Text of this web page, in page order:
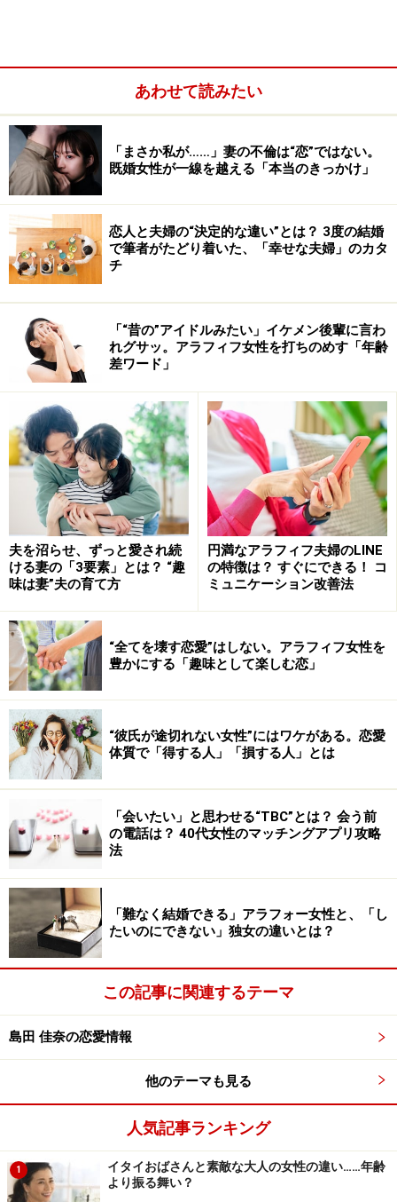
てくれない」という背景がベースになっています。ある
いは両想いだとしても不安が強いため、追わずにいられ
ない衝動が起こっているのです。追う側も、楽しいとは
限りませんね。
恋の理想は「愛し愛される」両想い。受け身で一方的に
追わせるのではなく、互いに愛情を伝え合う状態こそ
が、幸せなのではないでしょうか。
「男だから」「女だから」にこだわるのは
不幸のもと
ジェンダーフリーが提唱される現代。恋愛においても、
性差を意識しすぎないほうが互いに気楽だと筆者は考え
ます。「好きな女を追いかけるのは男の役目」「女は誘
われるのをじっと待つ」なんて時代錯誤なこだわりを持
ち続けていたら、恋愛を楽しめなくなってしまうでしょ
う。
しく、体力やリスクを考慮して行動するほうが、男女の
恋愛においてはうまくいくことが多いのも事実。だけど
性別に役割を押しつけて「男のくせに彼はリードしてく
れない」と勝手に萎えられたら、彼はたまったものでは
ありません。
「好きなら彼女のほうからプロポーズしてもいい」とア
グレッシブに愛情表現できる女性は、男性からも愛され
恋愛に正しさは無用。「好きでいられる」
幸せを味わおう
恋愛は感情の産物。そこに正しさを持ち込むのは野暮と
あわせて読みたい
「まさか私が……」妻の不倫は“恋”ではない。
既婚女性が一線を越える「本当のきっかけ」
恋人と夫婦の“決定的な違い”とは？ 3度の結婚
で筆者がたどり着いた、「幸せな夫婦」のカタ
チ
「“昔の”アイドルみたい」イケメン後輩に言わ
れグサッ。アラフィフ女性を打ちのめす「年齢
差ワード」
夫を沼らせ、ずっと愛され続
ける妻の「3要素」とは？ “趣
味は妻”夫の育て方
円満なアラフィフ夫婦のLINE
の特徴は？ すぐにできる！ コ
ミュニケーション改善法
“全てを壊す恋愛”はしない。アラフィフ女性を
豊かにする「趣味として楽しむ恋」
“彼氏が途切れない女性”にはワケがある。恋愛
体質で「得する人」「損する人」とは
「会いたい」と思わせる“TBC”とは？ 会う前
の電話は？ 40代女性のマッチングアプリ攻略
法
「難なく結婚できる」アラフォー女性と、「し
たいのにできない」独女の違いとは？
この記事に関連するテーマ
島田 佳奈の恋愛情報
他のテーマも見る
人気記事ランキング
1
イタイおばさんと素敵な大人の女性の違い……年齢
より振る舞い？